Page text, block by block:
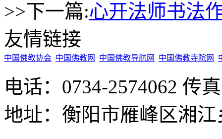
>>下一篇:心开法师书法
友情链接
中国佛教协会 中国佛教网 中国佛教导航网 中国佛教寺院网
电话：0734-2574062 传
地址：衡阳市雁峰区湘